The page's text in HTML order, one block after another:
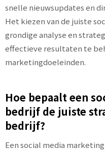
snelle nieuwsupdates en
Het kiezen van de juiste
grondige analyse en
effectieve resultaten te
marketingdoeleinden.
Hoe bepaalt een
bedrijf de juiste
bedrijf?
Een social media